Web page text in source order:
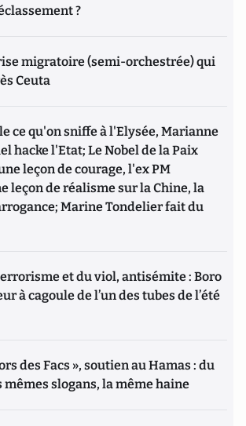
?
migratoire (semi-orchestrée) qui
Ceuta
ce qu'on sniffe à l'Elysée, Marianne
hacke l'Etat; Le Nobel de la Paix
leçon de courage, l'ex PM
leçon de réalisme sur la Chine, la
Marine Tondelier fait du
et du viol, antisémite : Boro
à cagoule de l’un des tubes de l’été
des Facs », soutien au Hamas : du
mêmes slogans, la même haine